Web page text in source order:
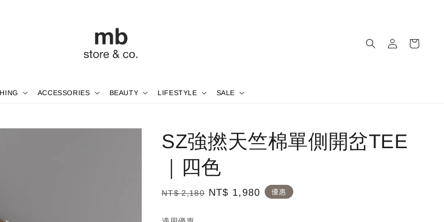
ACCESSORIES BEAUTY LIFESTYLE SALE
SZ強撚天竺棉單側開岔TEE
｜四色
Regular
NT$ 2,180 Sale
NT$ 1,980 優惠